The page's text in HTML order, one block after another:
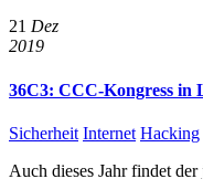
21 Dez
2019
36C3: CCC-Kongress in
Sicherheit Internet Hacking
Auch dieses Jahr findet